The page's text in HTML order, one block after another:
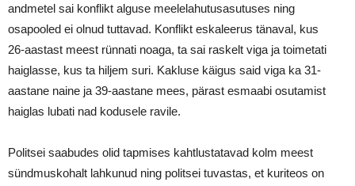
andmetel sai konflikt alguse meelelahutusasutuses ning
osapooled ei olnud tuttavad. Konflikt eskaleerus tänaval, kus
26-aastast meest rünnati noaga, ta sai raskelt viga ja toimetati
haiglasse, kus ta hiljem suri. Kakluse käigus said viga ka 31-
aastane naine ja 39-aastane mees, pärast esmaabi osutamist
haiglas lubati nad kodusele ravile.
Politsei saabudes olid tapmises kahtlustatavad kolm meest
sündmuskohalt lahkunud ning politsei tuvastas, et kuriteos on